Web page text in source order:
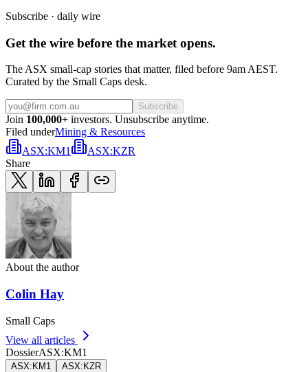
Subscribe · daily wire
Get the wire before the market opens.
The ASX small-cap stories that matter, filed before 9am AEST.
Curated by the Small Caps desk.
Subscribe
Join 100,000+ investors. Unsubscribe anytime.
Filed underMining & Resources
ASX:KM1 ASX:KZR
Share
About the author
Colin Hay
Small Caps
View all articles
DossierASX:KM1
ASX:KM1 ASX:KZR